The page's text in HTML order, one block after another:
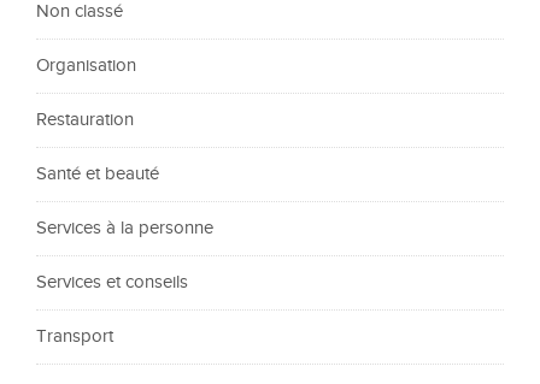
Non classé
Organisation
Restauration
Santé et beauté
Services à la personne
Services et conseils
Transport